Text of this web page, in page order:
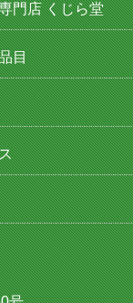
門店 くじら堂
目